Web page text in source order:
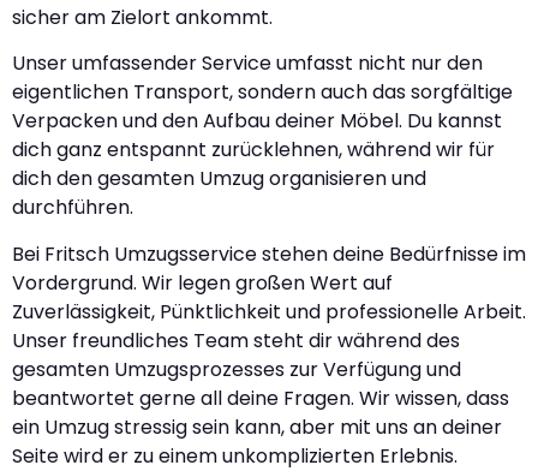
sicher am Zielort ankommt.
Unser umfassender Service umfasst nicht nur den
eigentlichen Transport, sondern auch das sorgfältige
Verpacken und den Aufbau deiner Möbel. Du kannst
dich ganz entspannt zurücklehnen, während wir für
dich den gesamten Umzug organisieren und
durchführen.
Bei Fritsch Umzugsservice stehen deine Bedürfnisse im
Vordergrund. Wir legen großen Wert auf
Zuverlässigkeit, Pünktlichkeit und professionelle Arbeit.
Unser freundliches Team steht dir während des
gesamten Umzugsprozesses zur Verfügung und
beantwortet gerne all deine Fragen. Wir wissen, dass
ein Umzug stressig sein kann, aber mit uns an deiner
Seite wird er zu einem unkomplizierten Erlebnis.